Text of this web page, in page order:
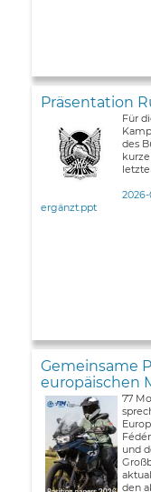
Präsentation
Für
des
ergänzt.ppt
Gemeinsame
europäischen
77
und
den